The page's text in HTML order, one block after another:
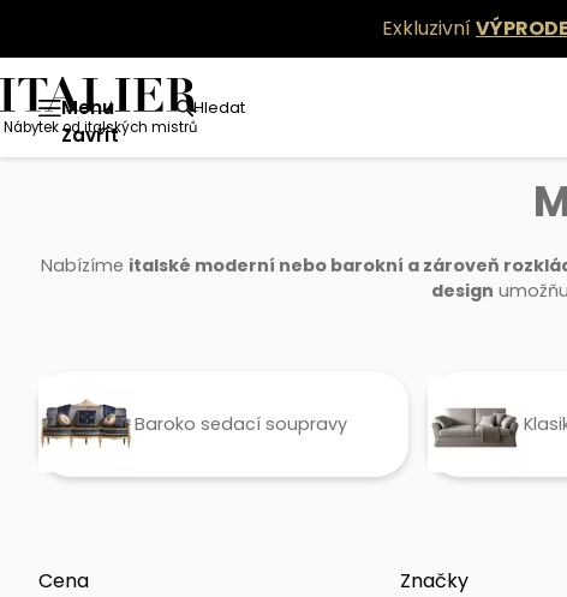
Exkluzivní
Menu
Zavřít
Hledat
Nábytek od italských mistrů
Nábytek Obývací pokoj
Nabízíme italské moderní nebo barokní a zároveň
design
Baroko sedací soupravy
Cena Značky